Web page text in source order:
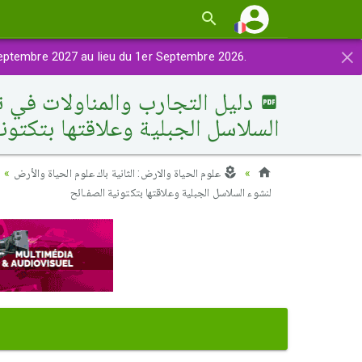
×
2027 au lieu du 1er Septembre 2026.
دليل التجارب والمناولات
السلاسل الجبلية وعلاقتها
علوم الحياة والارض: الثانية باك علوم الحياة والأرض
لنشوء السلاسل الجبلية وعلاقتها بتكتونية الصفـائح